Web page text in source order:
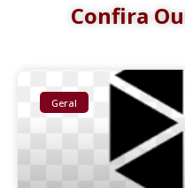
Confira
Geral